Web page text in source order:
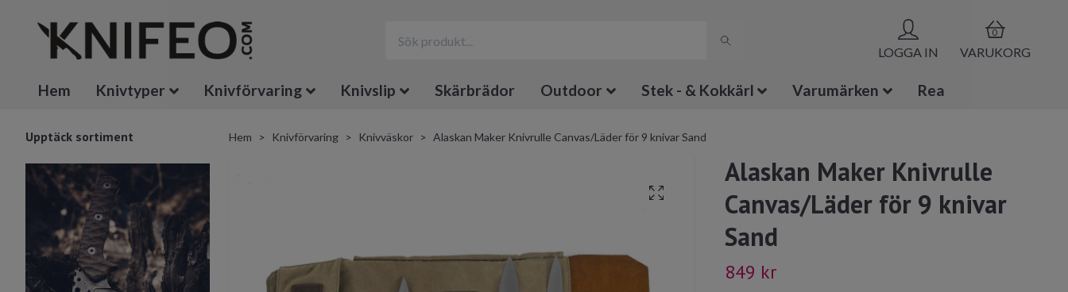
LOGGA IN
0
VARUKORG
Hem Knivtyper Knivförvaring Knivslip Skärbrädor Outdoor Stek - & Kokkärl Varumärken Rea
Upptäck sortiment Hem Knivförvaring Knivväskor Alaskan Maker Knivrulle Canvas/Läder för 9 knivar Sand
Alaskan Maker Knivrulle
Canvas/Läder för 9 knivar
Sand
849 kr